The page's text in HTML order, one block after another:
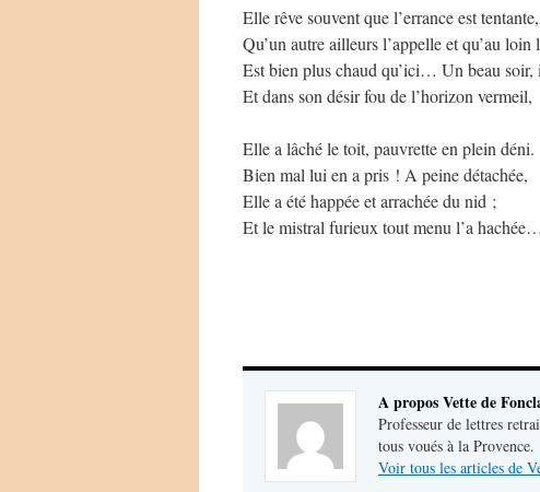
Elle rêve souvent que l’errance est tentante,
Qu’un autre ailleurs l’appelle et qu’au loin
Est bien plus chaud qu’ici… Un beau soir,
Et dans son désir fou de l’horizon vermeil,
Elle a lâché le toit, pauvrette en plein déni.
Bien mal lui en a pris ! A peine détachée,
Elle a été happée et arrachée du nid ;
Et le mistral furieux tout menu l’a hachée…
A propos Vette de
Professeur de lettres
tous voués à la Provence.
Voir tous les articles de